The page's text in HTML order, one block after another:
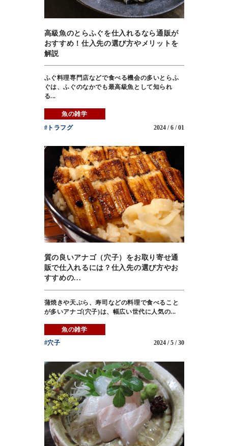
高級魚のとらふぐを仕入れるなら通販が
おすすめ！仕入先の選び方やメリットを
解説
ふぐ料理専門店などで食べる機会の多いとらふ
ぐは、ふぐのなかでも最高級魚として知られ
る...
魚の雑学
#トラフグ
2024 / 6 / 01
質の良いアナゴ（穴子）をお取り寄せ通
販で仕入れるには？仕入先の選び方やお
すすめの...
蒲焼きや天ぷら、寿司などの料理で食べること
が多いアナゴ(穴子)は、幅広い世代に人気の...
魚の雑学
#穴子
2024 / 5 / 30